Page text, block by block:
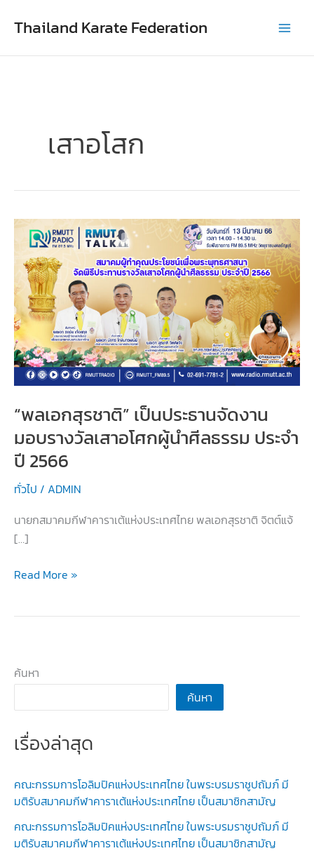
Thailand Karate Federation
เสาอโสก
“พลเอกสุรชาติ” เป็นประธานจัดงาน
มอบรางวัลเสาอโศกผู้นำศีลธรรม ประจำ
ปี 2566
ทั่วไป / ADMIN
นายกสมาคมกีฬาคาราเต้แห่งประเทศไทย พลเอกสุรชาติ จิตต์แจ้
[…]
“พล
สุร
ประธาน
จัด
งาน
รางวัล
อโศก
ผู้นำ
ศีล
ธรรม
Read More »
ค้นหา
ค้นหา
เรื่องล่าสุด
คณะกรรมการโอลิมปิคแห่งประเทศไทย ในพระบรมราชูปถัมภ์ มี
มติรับสมาคมกีฬาคาราเต้แห่งประเทศไทย เป็นสมาชิกสามัญ
คณะกรรมการโอลิมปิคแห่งประเทศไทย ในพระบรมราชูปถัมภ์ มี
มติรับสมาคมกีฬาคาราเต้แห่งประเทศไทย เป็นสมาชิกสามัญ